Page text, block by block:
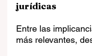
jurídicas
Entre las
más relevantes,